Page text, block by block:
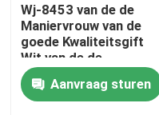
Kwaliteitscontrole
Contacteer ons
Wj-8453 van de de
Maniervrouw van de
goede Kwaliteitsgift
Wit van de de
LegeringsHorlogekast
van de het Leerband
de Riemhorloge
Aanvraag sturen